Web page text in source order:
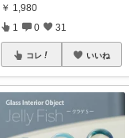
￥ 1,980
1 0 31
コレ いいね